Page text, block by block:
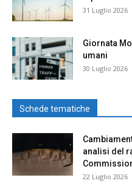
31 Luglio 2026
Giornata
umani
30 Luglio 2026
Schede tematiche
analisi del
22 Luglio 2026